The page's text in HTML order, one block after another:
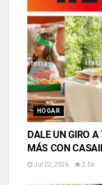
HOGAR
DALE UN GIRO
MÁS CON
Jul 22, 2026 2.5k